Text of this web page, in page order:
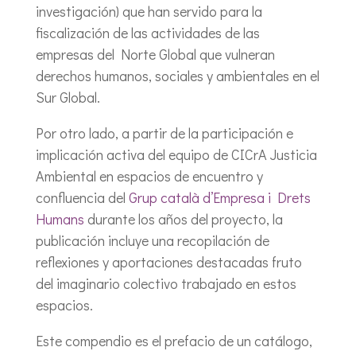
investigación) que han servido para la
fiscalización de las actividades de las
empresas del Norte Global que vulneran
derechos humanos, sociales y ambientales en el
Sur Global.
Por otro lado, a partir de la participación e
implicación activa del equipo de CICrA Justicia
Ambiental en espacios de encuentro y
confluencia del Grup català d’Empresa i Drets
Humans durante los años del proyecto, la
publicación incluye una recopilación de
reflexiones y aportaciones destacadas fruto
del imaginario colectivo trabajado en estos
espacios.
Este compendio es el prefacio de un catálogo,